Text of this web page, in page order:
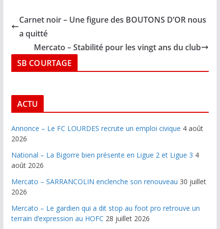
Carnet noir – Une figure des BOUTONS D’OR nous
a quitté
Mercato – Stabilité pour les vingt ans du club
SB COURTAGE
ACTU
Annonce – Le FC LOURDES recrute un emploi civique 4 août
2026
National – La Bigorre bien présente en Ligue 2 et Ligue 3 4
août 2026
Mercato – SARRANCOLIN enclenche son renouveau 30 juillet
2026
Mercato – Le gardien qui a dit stop au foot pro retrouve un
terrain d’expression au HOFC 28 juillet 2026